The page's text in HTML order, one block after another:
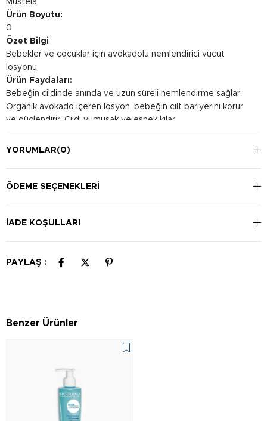
Mustela
Ürün Boyutu:
0
Özet Bilgi
Bebekler ve çocuklar için avokadolu nemlendirici vücut
losyonu.
Ürün Faydaları:
Bebeğin cildinde anında ve uzun süreli nemlendirme sağlar.
Organik avokado içeren losyon, bebeğin cilt bariyerini korur
ve güçlendirir. Cildi yumuşak ve esnek kılar.
Kullanım Şekli:
Tüpe hafifçe bastırın ve yeterli miktarda kremi avucunuzun
YORUMLAR(0)
ÖDEME SEÇENEKLERI
İADE KOŞULLARI
PAYLAŞ :
Benzer Ürünler